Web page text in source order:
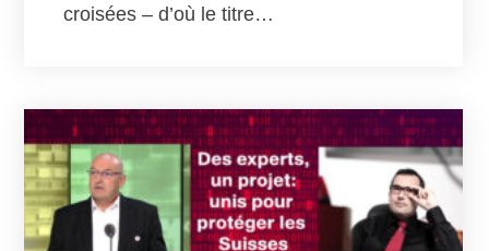
croisées – d’où le titre…